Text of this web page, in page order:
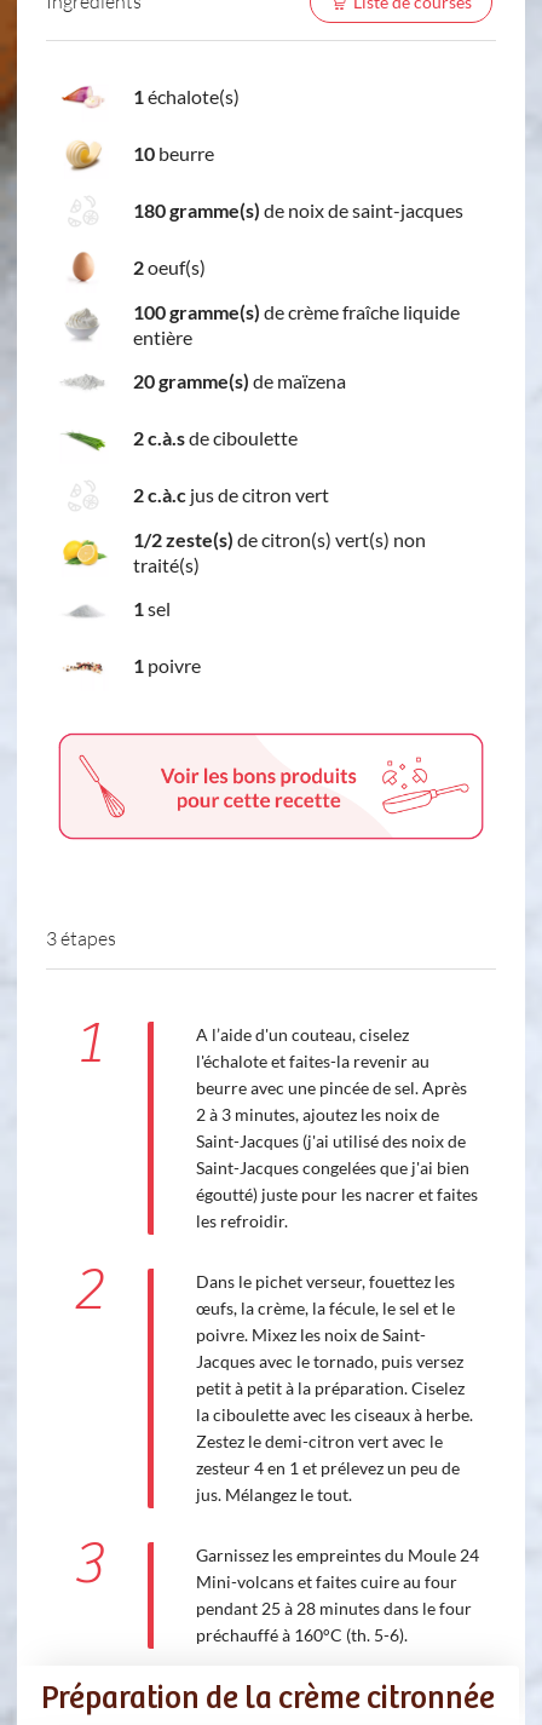
1échalote(s)
10 beurre
180 gramme(s) de noix de saint-jacques
2oeuf(s)
100 gramme(s) de crème fraîche liquide
entière
20 gramme(s) de maïzena
2 c.à.sde ciboulette
2 c.à.c jus de citron vert
1/2 zeste(s) de citron(s) vert(s) non
traité(s)
1sel
1 poivre
3 étapes
1
A l’aide d'un couteau, ciselez
l'échalote et faites-la revenir au
beurre avec une pincée de sel. Après
2 à 3 minutes, ajoutez les noix de
Saint-Jacques (j'ai utilisé des noix de
Saint-Jacques congelées que j'ai bien
égoutté) juste pour les nacrer et faites
les refroidir.
2
Dans le pichet verseur, fouettez les
œufs, la crème, la fécule, le sel et le
poivre. Mixez les noix de Saint-
Jacques avec le tornado, puis versez
petit à petit à la préparation. Ciselez
la ciboulette avec les ciseaux à herbe.
Zestez le demi-citron vert avec le
zesteur 4 en 1 et prélevez un peu de
jus. Mélangez le tout.
3
Garnissez les empreintes du Moule 24
Mini-volcans et faites cuire au four
pendant 25 à 28 minutes dans le four
préchauffé à 160°C (th. 5-6).
Préparation de la crème citronnée